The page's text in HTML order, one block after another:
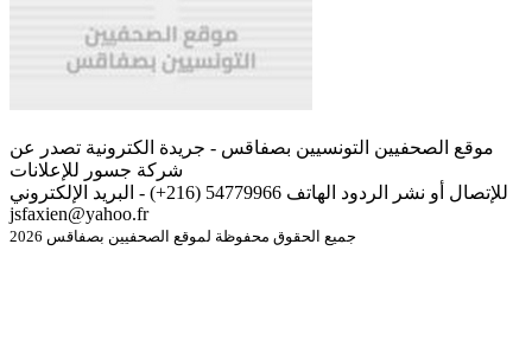
موقع الصحفيين التونسيين بصفاقس - جريدة الكترونية تصدر عن
شركة جسور للإعلانات
للإتصال أو نشر الردود الهاتف 54779966 (216+) - البريد الإلكتروني
jsfaxien@yahoo.fr
جميع الحقوق محفوظة لموقع الصحفيين بصفاقس 2026